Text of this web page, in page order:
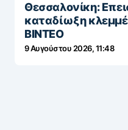
Θεσσαλονίκη:
καταδίωξη
ΒΙΝΤΕΟ
9 Αυγούστου 2026, 11:48